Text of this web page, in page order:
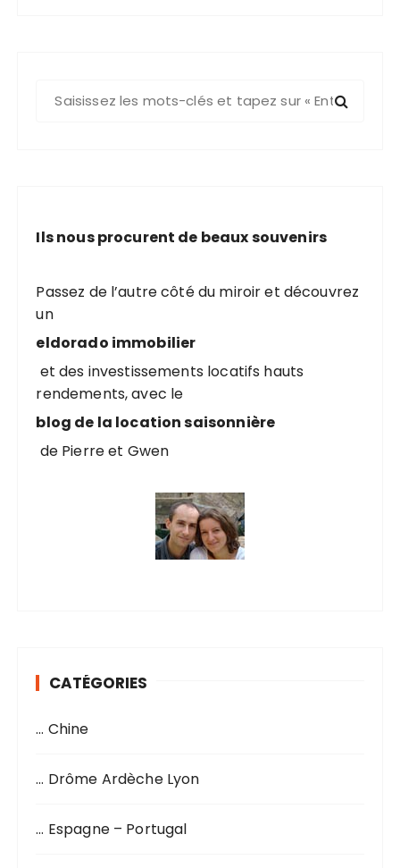
h
p
o
u
:
Ils nous procurent de beaux souvenirs
Passez de l’autre côté du miroir et découvrez
un
eldorado immobilier
et des investissements locatifs hauts
rendements, avec le
blog de la location saisonnière
de Pierre et Gwen
CATÉGORIES
… Chine
… Drôme Ardèche Lyon
… Espagne – Portugal